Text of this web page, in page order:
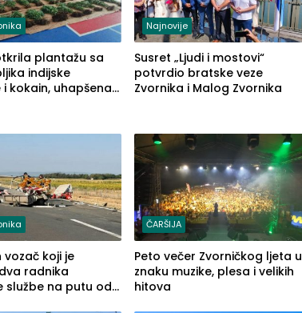
plantažu sa
indijske
kokain, uhapšena
Najnovije
Susret „Ljudi i mostovi“
potvrdio bratske veze
Zvornika i Malog Zvornika
vozač koji je
radnika
službe na putu od
ČARŠIJA
Peto večer Zvorničkog ljeta u
znaku muzike, plesa i velikih
hitova